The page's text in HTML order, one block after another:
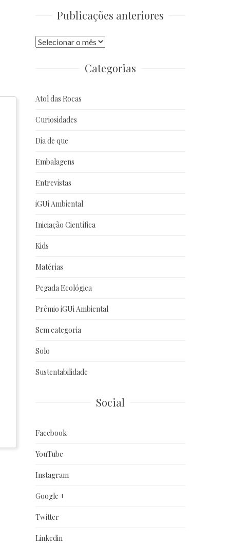
Publicações anteriores
Publicações
Categorias
Atol das Rocas
Curiosidades
Dia de que
Embalagens
Entrevistas
iGUi Ambiental
Iniciação Científica
Kids
Matérias
Pegada Ecológica
Prêmio iGUi Ambiental
Sem categoria
Solo
Sustentabilidade
Social
Facebook
YouTube
Instagram
Google +
Twitter
Linkedin